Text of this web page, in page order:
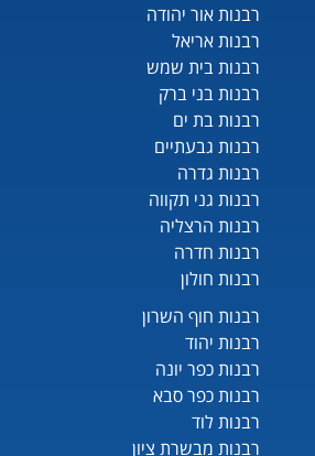
רבנות אור יהודה
רבנות אריאל
רבנות בית שמש
רבנות בני ברק
רבנות בת ים
רבנות גבעתיים
רבנות גדרה
רבנות גני תקווה
רבנות הרצליה
רבנות חדרה
רבנות חולון
רבנות חוף השרון
רבנות יהוד
רבנות כפר יונה
רבנות כפר סבא
רבנות לוד
רבנות מבשרת ציון